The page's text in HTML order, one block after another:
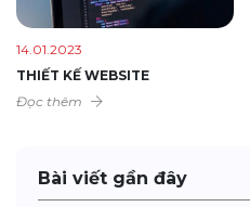
14.01.2023
THIẾT KẾ WEBSITE
Đọc thêm
Bài viết gần đây